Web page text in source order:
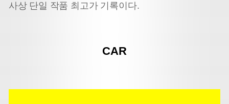
사상 단일 작품 최고가 기록이다.
CAR